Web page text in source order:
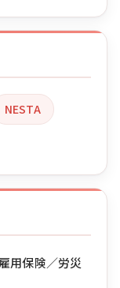
NESTA
用保険／労災